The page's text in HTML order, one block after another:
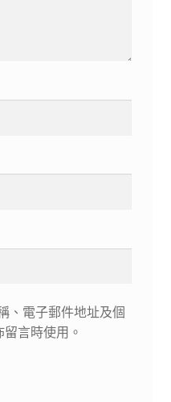
、電子郵件地址及個
言時使用。